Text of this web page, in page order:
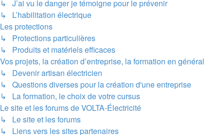
↳ J’ai vu le danger je témoigne pour le prévenir
↳ L’habilitation électrique
Les protections
↳ Protections particulières
↳ Produits et matériels efficaces
Vos projets, la création d’entreprise, la formation en général
↳ Devenir artisan électricien
↳ Questions diverses pour la création d'une entreprise
↳ La formation, le choix de votre cursus
Le site et les forums de VOLTA-Électricité
↳ Le site et les forums
↳ Liens vers les sites partenaires